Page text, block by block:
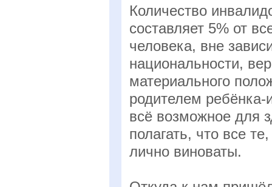
Количество
составляет 5% от
человека, вне
национальности,
материального
родителем
всё возможное для
полагать, что все
лично виноваты.